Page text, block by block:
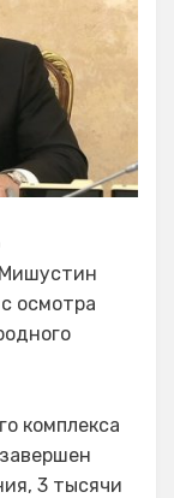
осмотра
комплекса
3 тысячи